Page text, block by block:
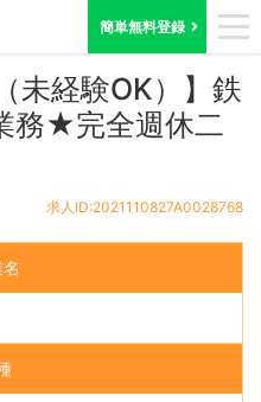
簡単無料登録
未経験OK）】鉄
務★完全週休二
求人ID:2021110827A0028768